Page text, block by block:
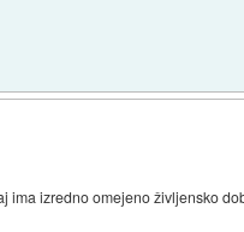
ima izredno omejeno življensko